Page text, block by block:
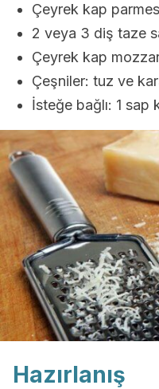
Çeyrek kap
2 veya 3 diş taze
Çeyrek kap
Çeşniler: tuz ve
İsteğe bağlı: 1 sap
Hazırlanış